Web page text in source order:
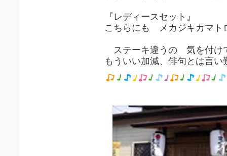
『レディースセット』
こちらにも メカジキカマ
ステーキ違うの 気を付け
もういい加減、俳句とは言